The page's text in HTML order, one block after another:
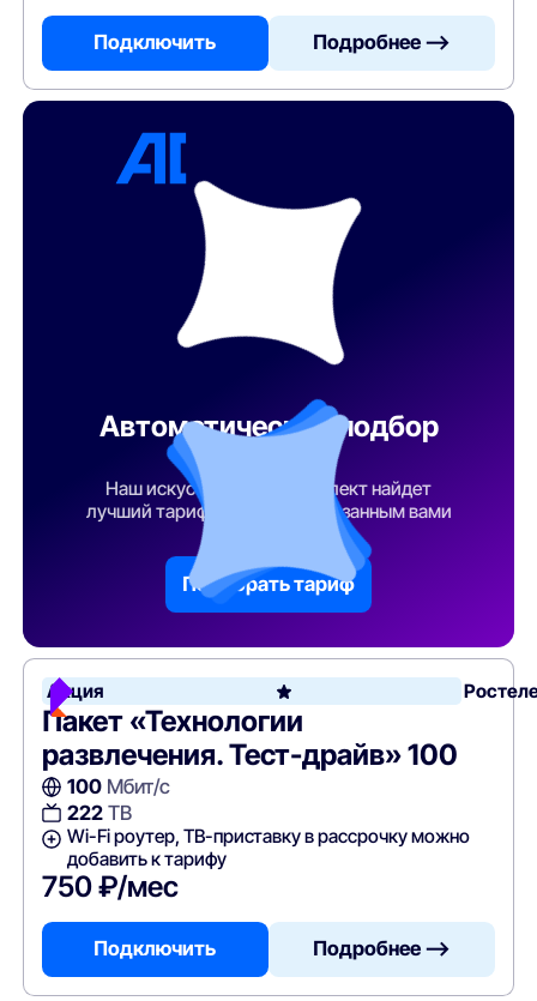
Подключить Подробнее —>
Автоматический подбор
Наш искусственный интеллект найдет
лучший тарифный план по указанным вами
Подобрать тариф
Акция
Пакет «Технологии
развлечения. Тест-драйв» 100
100Мбит/с
222ТВ
Wi-Fi роутер, ТВ-приставку в рассрочку можно
добавить к тарифу
750 ₽/мес
Подключить Подробнее —>